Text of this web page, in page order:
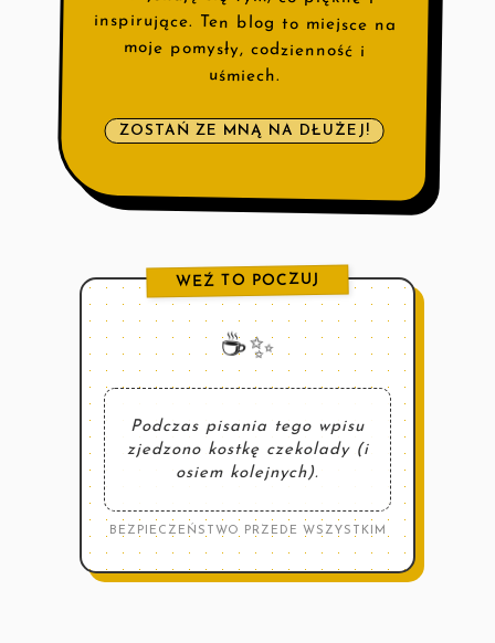
uśmiech.
ZOSTAŃ ZE MNĄ NA DŁUŻEJ!
WEŹ TO POCZUJ
☕️✨
Podczas pisania tego wpisu
zjedzono kostkę czekolady (i
osiem kolejnych).
BEZPIECZEŃSTWO PRZEDE WSZYSTKIM